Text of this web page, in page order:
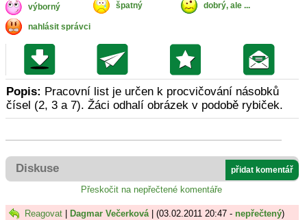
výborný špatný dobrý, ale ...
nahlásit správci
Popis: Pracovní list je určen k procvičování násobků
čísel (2, 3 a 7). Žáci odhalí obrázek v podobě rybiček.
Diskuse přidat komentář
Přeskočit na nepřečtené komentáře
Reagovat Dagmar Večerková| (03.02.2011 20:47 - nepřečtený)